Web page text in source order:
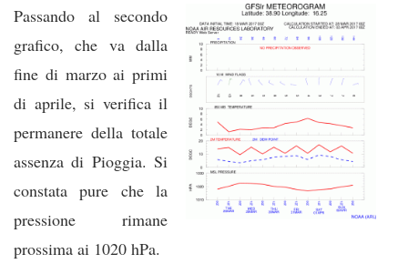
Passando al secondo
grafico, che va dalla
fine di marzo ai primi
di aprile, si verifica il
permanere della totale
assenza di Pioggia. Si
constata pure che la
pressione rimane
prossima ai 1020 hPa.